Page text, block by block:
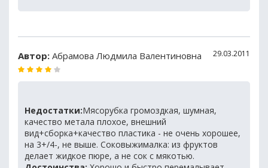
Автор: Абрамова Людмила Валентиновна 29.03.2011
Недостатки:Мясорубка громоздкая, шумная,
качество метала плохое, внешний
вид+сборка+качество пластика - не очень хорошее,
на 3+/4-, не выше. Соковыжималка: из фруктов
делает жидкое пюре, а не сок с мякотью.